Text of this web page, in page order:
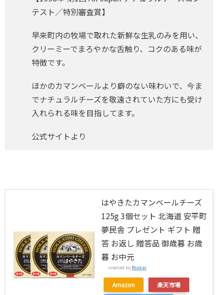
テスト／特別審査賞】
早来町内の牧場で取れた新鮮な生乳のみを用い、
クリーミーでまろやかな舌触り、コクのある味が
特徴です。
ほかのカマンベールより癖のない味わいで、今ま
でナチュラルチーズを敬遠されていた方にも受け
入れられる味を目指してます。
公式サイトより
はやきたカマンベールチーズ
125g 3個セット 北海道 安平町
夢民舎 プレゼント ギフト 贈
答 お返し 贈答品 御歳暮 お歳
暮 お中元
created by Rinker
Amazon
楽天市場